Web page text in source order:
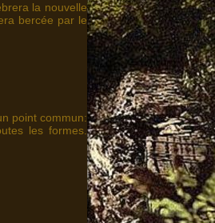
la nouvelle
bercée par le
point commun:
les formes.